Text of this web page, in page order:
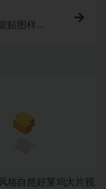
贴图样机
格自然好莱坞大片视